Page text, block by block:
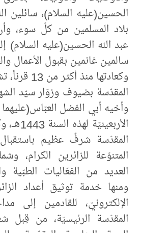
الحسين(عليه السلام)، سائلين
بلاد المسلمين من كلّ سوء،
عبد الله الحسين(عليه السلام)
سالمين غانمين بقبول الأعمال
وكعادتها
المقدّسة بضيوف وزوّار سيّد
وأخيه أبي الفضل
المقدّسة شرفٌ عظيم
المتنوّعة للزائرين الكرام،
العديد من الفعّاليات الطبّية
ومنها خدمة توثيق أعداد
الإلكترونيّ، للقادمين إلى
المقدّسة الرئيسيّة، من قِبل